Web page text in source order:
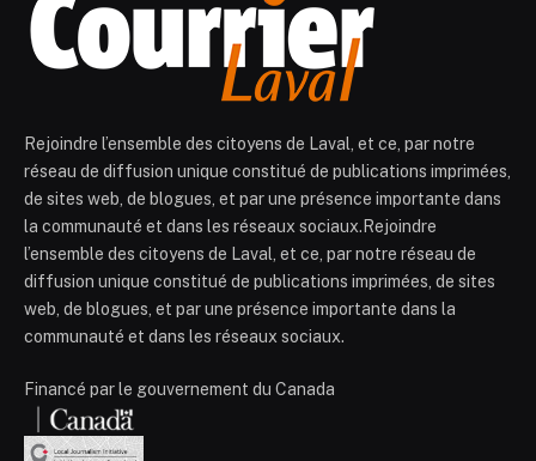
Rejoindre l’ensemble des citoyens de Laval, et ce, par notre
réseau de diffusion unique constitué de publications imprimées,
de sites web, de blogues, et par une présence importante dans
la communauté et dans les réseaux sociaux.Rejoindre
l’ensemble des citoyens de Laval, et ce, par notre réseau de
diffusion unique constitué de publications imprimées, de sites
web, de blogues, et par une présence importante dans la
communauté et dans les réseaux sociaux.
Financé par le gouvernement du Canada